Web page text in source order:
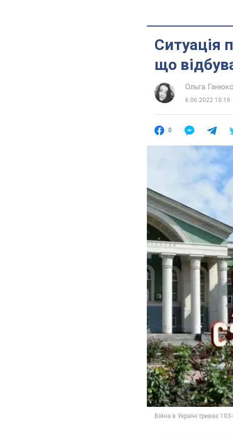
Ситуація
що
Ольга
6.06.2022 10:16
0